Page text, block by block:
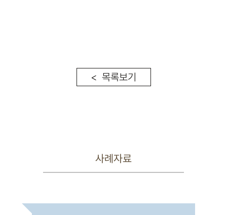
< 목록보기
사례자료